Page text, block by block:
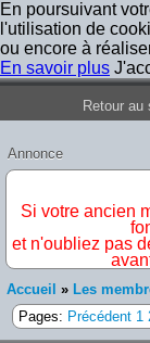
En poursuivant
l'utilisation de
ou encore à
En savoir plus
Retour au
Annonce
Si votre ancien
et n'oubliez pas
Accueil » Les
Pages: Précédent 1